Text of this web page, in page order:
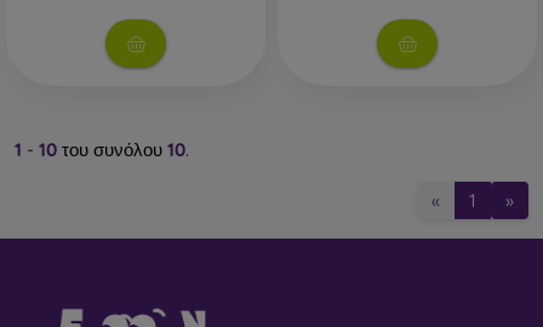
1 - 10 του συνόλου 10.
« 1 »